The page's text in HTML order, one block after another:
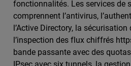
fonctionnalités. Les services de
comprennent l’antivirus,
l’Active Directory, la sécurisation
l’inspection des flux chiffrés
bande passante avec des